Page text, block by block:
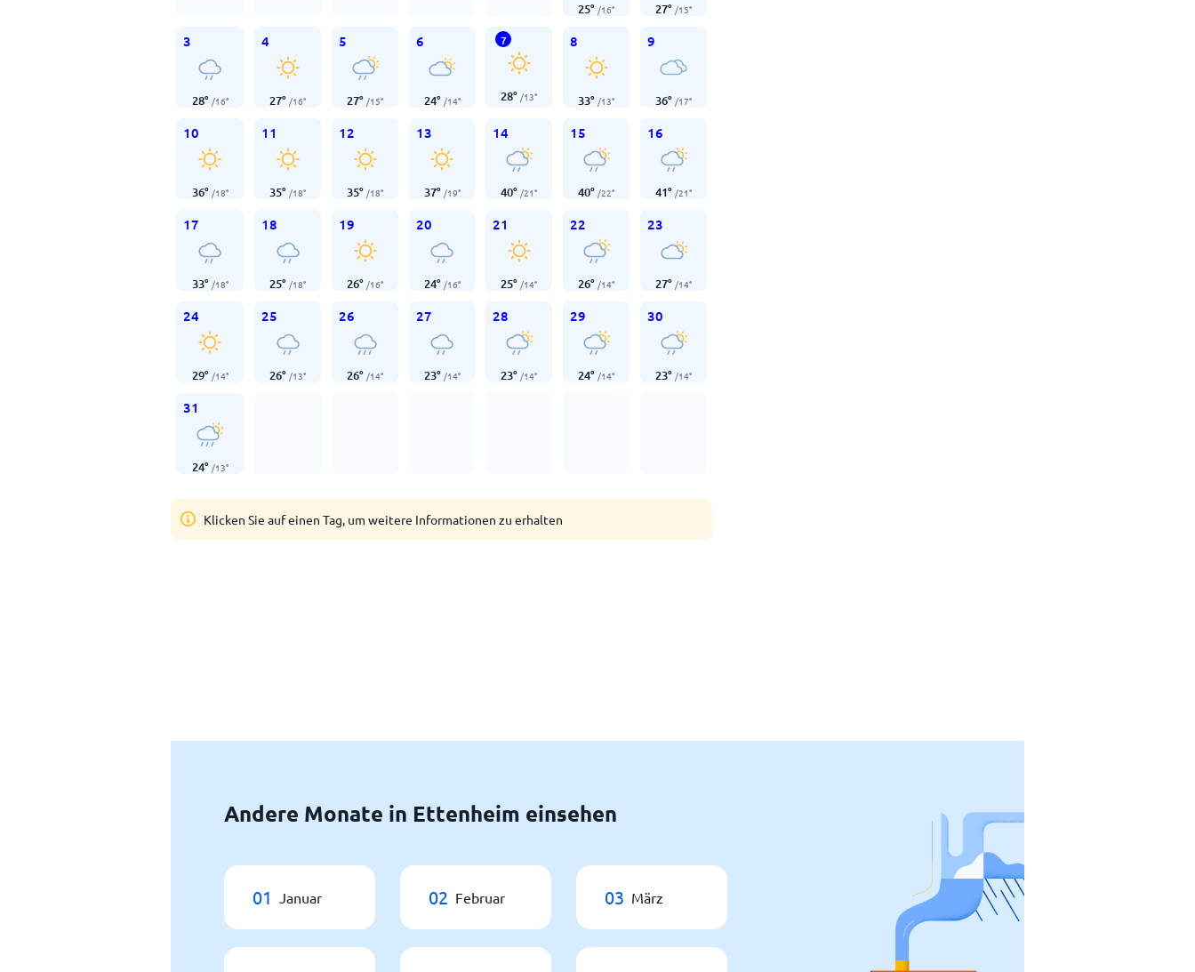
25° /16° 27° /15°
3
28° /16°
4
27° /16°
5
27° /15°
6
24° /14°
7
28° /13°
8
33° /13°
9
36° /17°
10
36° /18°
11
35° /18°
12
35° /18°
13
37° /19°
14
40° /21°
15
40° /22°
16
41° /21°
17
33° /18°
18
25° /18°
19
26° /16°
20
24° /16°
21
25° /14°
22
26° /14°
23
27° /14°
24
29° /14°
25
26° /13°
26
26° /14°
27
23° /14°
28
23° /14°
29
24° /14°
30
23° /14°
31
24° /13°
Klicken Sie auf einen Tag, um weitere Informationen zu erhalten
Andere Monate in Ettenheim einsehen
01 Januar 02 Februar 03 März